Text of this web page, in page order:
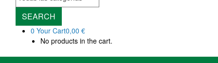
SEARCH
0 Your Cart0,00 €
No products in the cart.